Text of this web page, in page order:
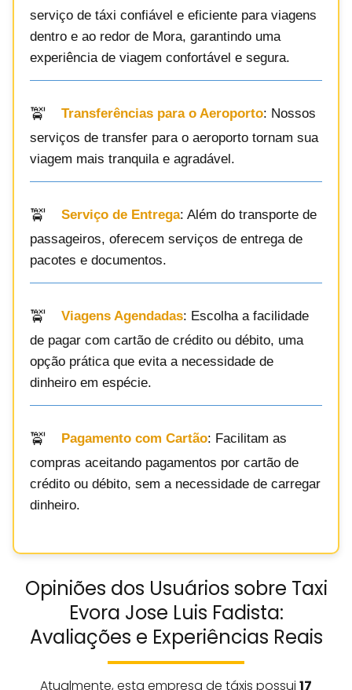
serviço de táxi confiável e eficiente para viagens
dentro e ao redor de Mora, garantindo uma
experiência de viagem confortável e segura.
Transferências para o Aeroporto: Nossos
serviços de transfer para o aeroporto tornam sua
viagem mais tranquila e agradável.
Serviço de Entrega: Além do transporte de
passageiros, oferecem serviços de entrega de
pacotes e documentos.
Viagens Agendadas: Escolha a facilidade
de pagar com cartão de crédito ou débito, uma
opção prática que evita a necessidade de
dinheiro em espécie.
Pagamento com Cartão: Facilitam as
compras aceitando pagamentos por cartão de
crédito ou débito, sem a necessidade de carregar
dinheiro.
Opiniões dos Usuários sobre Taxi
Evora Jose Luis Fadista:
Avaliações e Experiências Reais
Atualmente, esta empresa de táxis possui 17